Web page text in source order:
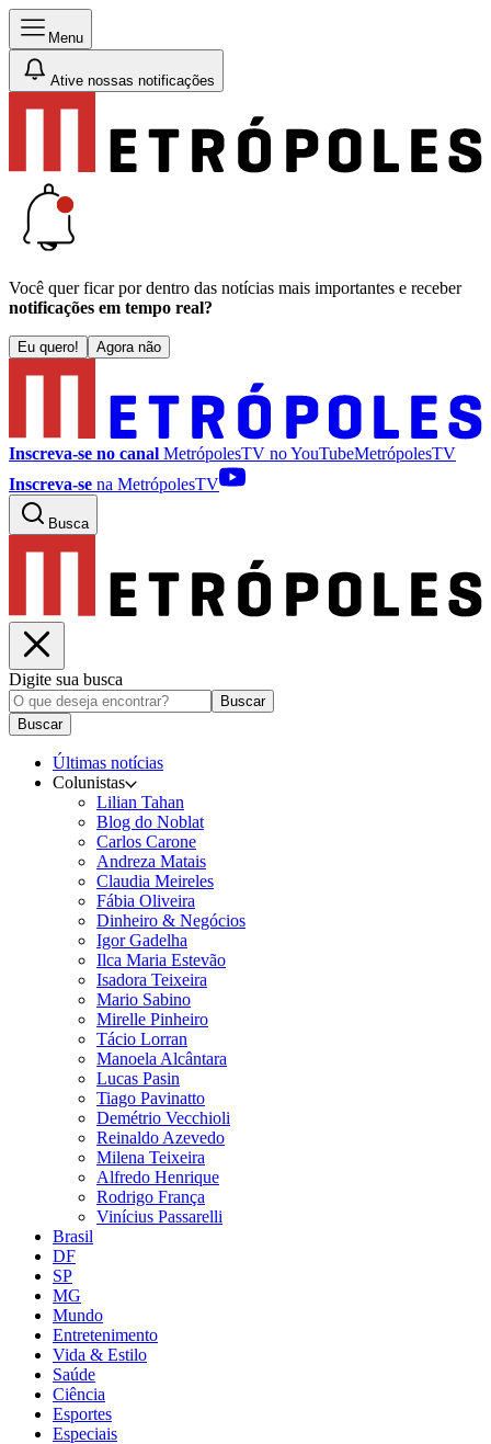
Menu
Ative nossas notificações
Você quer ficar por dentro das notícias mais importantes e receber
notificações em tempo real?
Eu quero! Agora não
Inscreva-se no canal MetrópolesTV noYouTubeMetrópolesTV
Inscreva-se na MetrópolesTV
Busca
Digite sua busca
Buscar
Buscar
Últimas notícias
Colunistas
Lilian Tahan
Blog do Noblat
Carlos Carone
Andreza Matais
Claudia Meireles
Fábia Oliveira
Dinheiro & Negócios
Igor Gadelha
Ilca Maria Estevão
Isadora Teixeira
Mario Sabino
Mirelle Pinheiro
Tácio Lorran
Manoela Alcântara
Lucas Pasin
Tiago Pavinatto
Demétrio Vecchioli
Reinaldo Azevedo
Milena Teixeira
Alfredo Henrique
Rodrigo França
Vinícius Passarelli
Brasil
DF
SP
MG
Mundo
Entretenimento
Vida & Estilo
Saúde
Ciência
Esportes
Especiais